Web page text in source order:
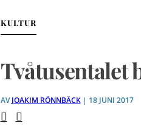
KULTUR
Tvåtusentalet
AVJOAKIM RÖNNBÄCK| 18 JUNI 2017